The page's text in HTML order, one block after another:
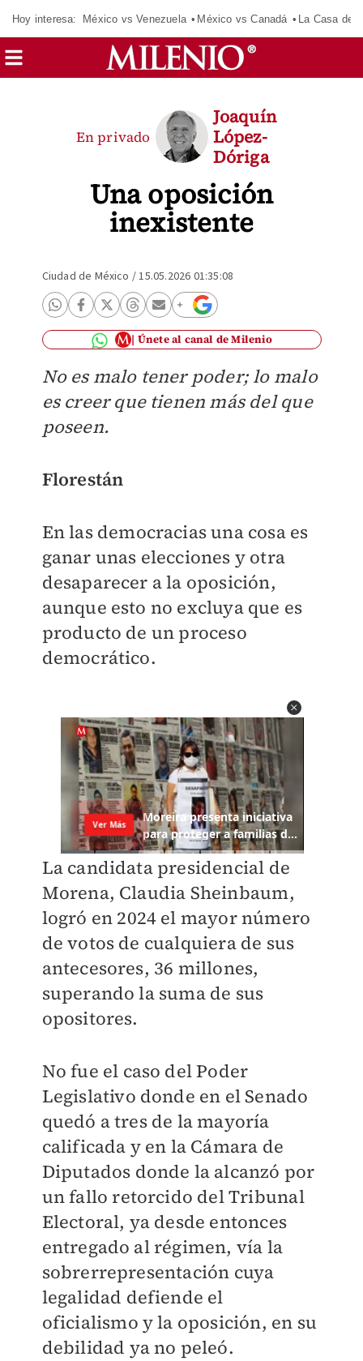
Hoy interesa: México vs Venezuela México vs Canadá La Casa de
Una oposición
inexistente
En privado
Joaquín
López-
Dóriga
Ciudad de México /15.05.2026 01:35:08
Únete al canal de Milenio
No es malo tener poder; lo malo
es creer que tienen más del que
poseen.
Florestán
En las democracias una cosa es
ganar unas elecciones y otra
desaparecer a la oposición,
aunque esto no excluya que es
producto de un proceso
democrático.
La candidata presidencial de
Morena, Claudia Sheinbaum,
logró en 2024 el mayor número
de votos de cualquiera de sus
antecesores, 36 millones,
superando la suma de sus
opositores.
No fue el caso del Poder
Legislativo donde en el Senado
quedó a tres de la mayoría
calificada y en la Cámara de
Diputados donde la alcanzó por
un fallo retorcido del Tribunal
Electoral, ya desde entonces
entregado al régimen, vía la
sobrerrepresentación cuya
legalidad defiende el
oficialismo y la oposición, en su
debilidad ya no peleó.